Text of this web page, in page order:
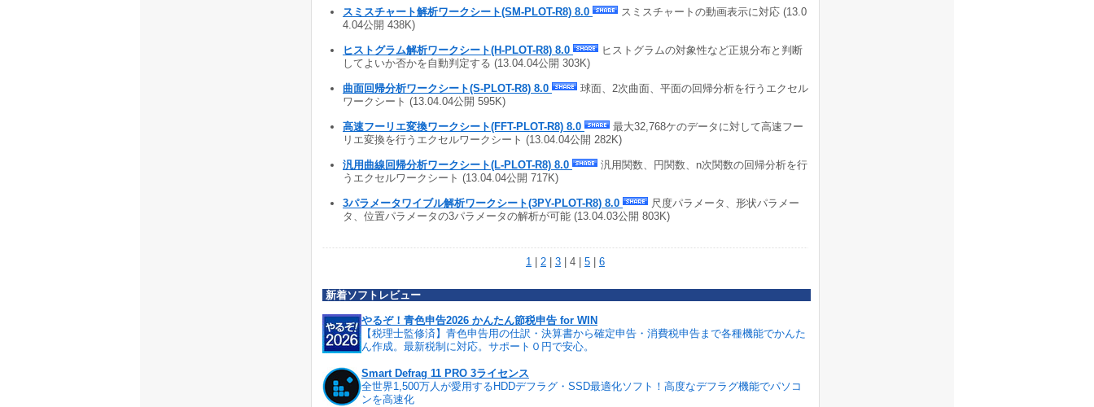
スミスチャート解析ワークシート(SM-PLOT-R8) 8.0
スミスチャートの動画表示に対応 (13.0
4.04公開 438K)
ヒストグラム解析ワークシート(H-PLOT-R8) 8.0
ヒストグラムの対象性など正規分布と判断
してよいか否かを自動判定する (13.04.04公開 303K)
曲面回帰分析ワークシート(S-PLOT-R8) 8.0
球面、2次曲面、平面の回帰分析を行うエクセル
ワークシート (13.04.04公開 595K)
高速フーリエ変換ワークシート(FFT-PLOT-R8) 8.0
最大32,768ケのデータに対して高速フー
リエ変換を行うエクセルワークシート (13.04.04公開 282K)
汎用曲線回帰分析ワークシート(L-PLOT-R8) 8.0
汎用関数、円関数、n次関数の回帰分析を行
うエクセルワークシート (13.04.04公開 717K)
3パラメータワイブル解析ワークシート(3PY-PLOT-R8) 8.0
尺度パラメータ、形状パラメー
タ、位置パラメータの3パラメータの解析が可能 (13.04.03公開 803K)
1 | 2 | 3 | 4 | 5 | 6
新着ソフトレビュー
やるぞ！青色申告2026 かんたん節税申告 for WIN
【税理士監修済】青色申告用の仕訳・決算書から確定申告・消費税申告まで各種機能でかんた
ん作成。最新税制に対応。サポート０円で安心。
Smart Defrag 11 PRO 3ライセンス
全世界1,500万人が愛用するHDDデフラグ・SSD最適化ソフト！高度なデフラグ機能でパソコ
ンを高速化